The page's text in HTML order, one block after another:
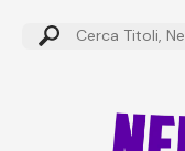
Cerca: